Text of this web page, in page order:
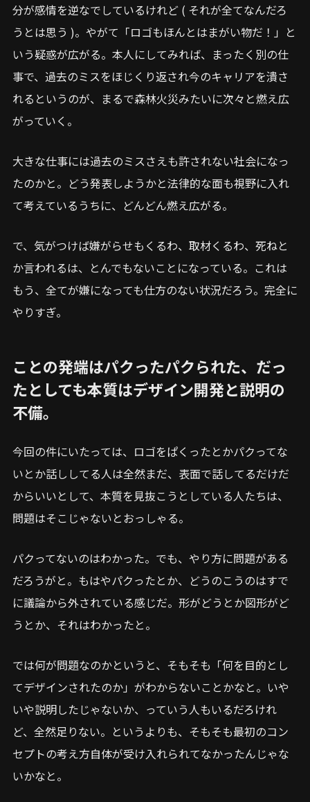
分が感情を逆なでしているけれど ( それが全てなんだろ
うとは思う )。やがて「ロゴもほんとはまがい物だ！」と
いう疑惑が広がる。本人にしてみれば、まったく別の仕
事で、過去のミスをほじくり返され今のキャリアを潰さ
れるというのが、まるで森林火災みたいに次々と燃え広
がっていく。
大きな仕事には過去のミスさえも許されない社会になっ
たのかと。どう発表しようかと法律的な面も視野に入れ
て考えているうちに、どんどん燃え広がる。
で、気がつけば嫌がらせもくるわ、取材くるわ、死ねと
か言われるは、とんでもないことになっている。これは
もう、全てが嫌になっても仕方のない状況だろう。完全に
やりすぎ。
ことの発端はパクったパクられた、だっ
たとしても本質はデザイン開発と説明の
不備。
今回の件にいたっては、ロゴをぱくったとかパクってな
いとか話ししてる人は全然まだ、表面で話してるだけだ
からいいとして、本質を見抜こうとしている人たちは、
問題はそこじゃないとおっしゃる。
パクってないのはわかった。でも、やり方に問題がある
だろうがと。もはやパクったとか、どうのこうのはすで
に議論から外されている感じだ。形がどうとか図形がど
うとか、それはわかったと。
では何が問題なのかというと、そもそも「何を目的とし
てデザインされたのか」がわからないことかなと。いや
いや説明したじゃないか、っていう人もいるだろけれ
ど、全然足りない。というよりも、そもそも最初のコン
セプトの考え方自体が受け入れられてなかったんじゃな
いかなと。